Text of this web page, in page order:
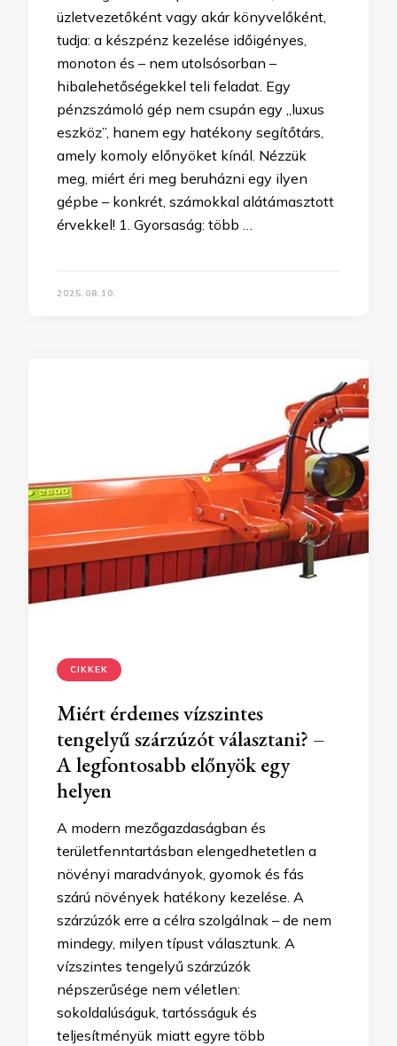
üzletvezetőként vagy akár könyvelőként,
tudja: a készpénz kezelése időigényes,
monoton és – nem utolsósorban –
hibalehetőségekkel teli feladat. Egy
pénzszámoló gép nem csupán egy „luxus
eszköz”, hanem egy hatékony segítőtárs,
amely komoly előnyöket kínál. Nézzük
meg, miért éri meg beruházni egy ilyen
gépbe – konkrét, számokkal alátámasztott
érvekkel! 1. Gyorsaság: több …
2025.08.10.
CIKKEK
Miért érdemes vízszintes
tengelyű szárzúzót választani? –
A legfontosabb előnyök egy
helyen
A modern mezőgazdaságban és
területfenntartásban elengedhetetlen a
növényi maradványok, gyomok és fás
szárú növények hatékony kezelése. A
szárzúzók erre a célra szolgálnak – de nem
mindegy, milyen típust választunk. A
vízszintes tengelyű szárzúzók
népszerűsége nem véletlen:
sokoldalúságuk, tartósságuk és
teljesítményük miatt egyre több